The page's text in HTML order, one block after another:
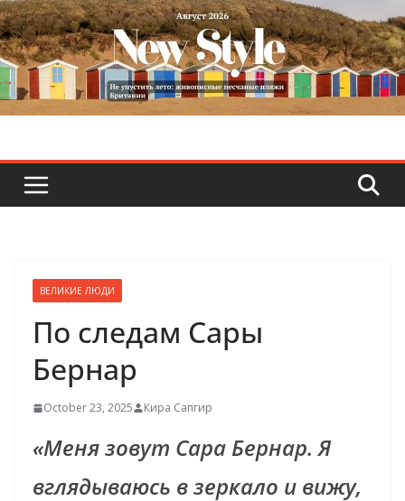
Skip
to
content
ВЕЛИКИЕ ЛЮДИ
По следам Сары
Бернар
October 23, 2025 Кира Сапгир
«Меня зовут Сара Бернар. Я
вглядываюсь в зеркало и вижу,